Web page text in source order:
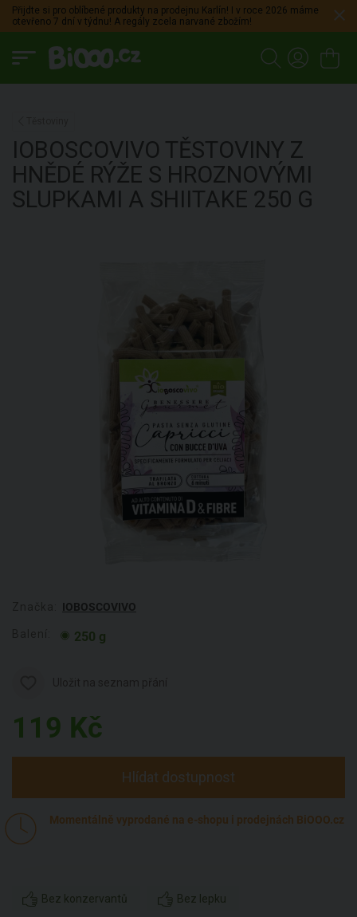
Přijdte si pro oblíbené produkty na prodejnu Karlín! I v roce 2026 máme
otevřeno 7 dní v týdnu! A regály zcela narvané zbožím!
IOBOSCOVIVO TĚSTOVINY Z
HNĚDÉ RÝŽE S HROZNOVÝMI
SLUPKAMI A SHIITAKE 250 G
IOBOSCOVIVO
250 g
119 Kč
Hlídat dostupnost
Momentálně vyprodané na e-shopu i prodejnách BiOOO.cz
Bez konzervantů Bez lepku